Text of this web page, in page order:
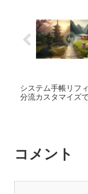
システム手帳リフ
分流カスタマイズ
コメント